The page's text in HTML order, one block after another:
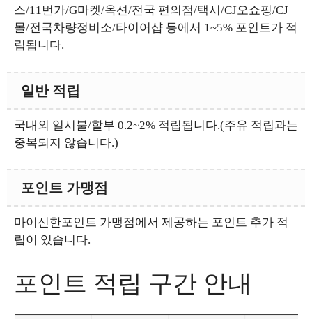
스/11번가/G마켓/옥션/전국 편의점/택시/CJ오쇼핑/CJ
몰/전국차량정비소/타이어샵 등에서 1~5% 포인트가 적
립됩니다.
일반 적립
국내외 일시불/할부 0.2~2% 적립됩니다.(주유 적립과는
중복되지 않습니다.)
포인트 가맹점
마이신한포인트 가맹점에서 제공하는 포인트 추가 적
립이 있습니다.
포인트 적립 구간 안내